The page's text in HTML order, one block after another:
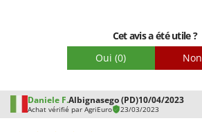
Cet avis a été utile ?
Oui (0) Non
Daniele F.Albignasego (PD)10/04/2023
Achat vérifié par AgriEuro 23/03/2023